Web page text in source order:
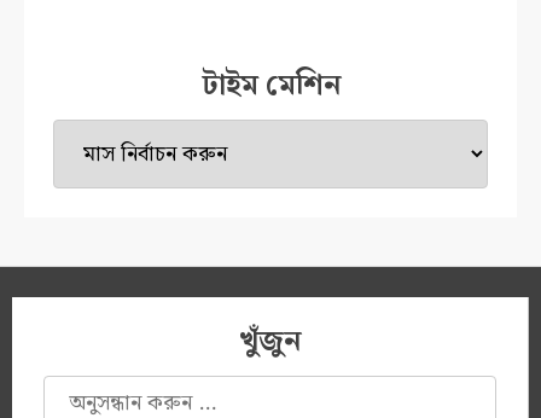
টাইম মেশিন
টাইম
মেশিন
খুঁজুন
অনুসন্ধানঃ